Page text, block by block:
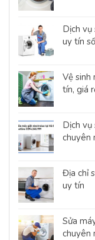
Dịch
uy tín
Vệ
tín, giá
Dịch
chuyên
Địa chỉ
uy tín
Sửa
chuyên